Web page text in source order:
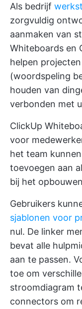
Als bedrijf
zorgvuldig
aanmaken van
Whiteboards en
helpen
(woordspeling
houden van
verbonden met
ClickUp
voor
het team
toevoegen aan
bij het
Gebruikers
sjablonen voor
nul. De linker
bevat alle
aan te passen.
toe om
stroomdiagram
connectors om